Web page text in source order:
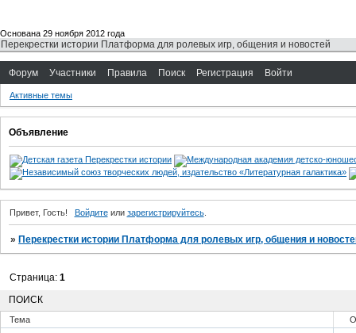
Основана 29 ноября 2012 года
Перекрестки истории Платформа для ролевых игр, общения и новостей
Форум Участники Правила Поиск Регистрация Войти
Активные темы
Объявление
Привет, Гость! Войдитеили зарегистрируйтесь.
» Перекрестки истории Платформа для ролевых игр, общения и
ПОИСК
Страница:1
Тема